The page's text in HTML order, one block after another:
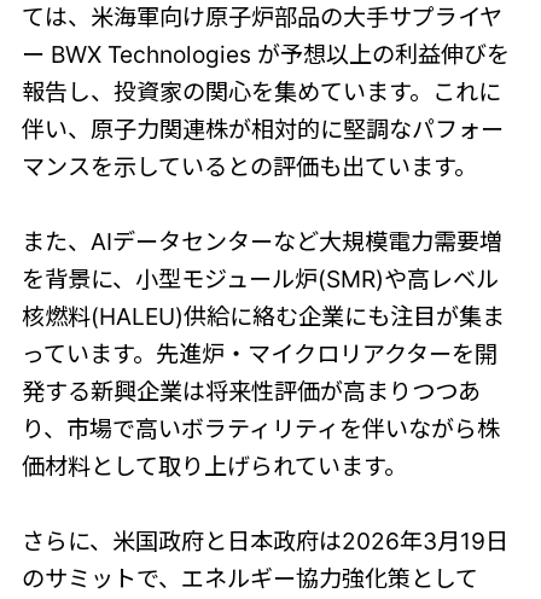
ては、米海軍向け原子炉部品の大手サプライヤ
ー BWX Technologies が予想以上の利益伸びを
報告し、投資家の関心を集めています。これに
伴い、原子力関連株が相対的に堅調なパフォー
マンスを示しているとの評価も出ています。
また、AIデータセンターなど大規模電力需要増
を背景に、小型モジュール炉(SMR)や高レベル
核燃料(HALEU)供給に絡む企業にも注目が集ま
っています。先進炉・マイクロリアクターを開
発する新興企業は将来性評価が高まりつつあ
り、市場で高いボラティリティを伴いながら株
価材料として取り上げられています。
さらに、米国政府と日本政府は2026年3月19日
のサミットで、エネルギー協力強化策として